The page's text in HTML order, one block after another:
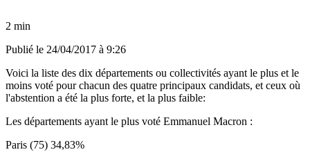
2 min
Publié le 24/04/2017 à 9:26
Voici la liste des dix départements ou collectivités ayant le plus et le
moins voté pour chacun des quatre principaux candidats, et ceux où
l'abstention a été la plus forte, et la plus faible:
Les départements ayant le plus voté Emmanuel Macron :
Paris (75) 34,83%